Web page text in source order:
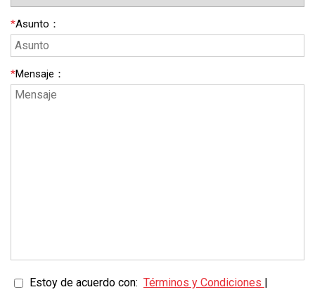
*Asunto ：
*Mensaje ：
Estoy de acuerdo con: Términos y Condiciones |